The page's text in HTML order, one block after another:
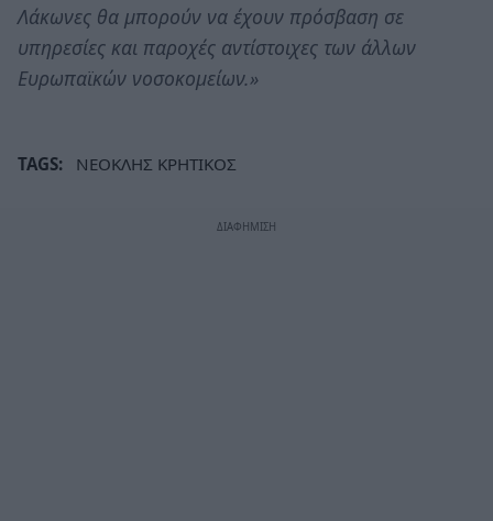
Λάκωνες θα μπορούν να έχουν πρόσβαση σε
υπηρεσίες και παροχές αντίστοιχες των άλλων
Ευρωπαϊκών νοσοκομείων.»
TAGS: ΝΕΟΚΛΗΣ ΚΡΗΤΙΚΟΣ